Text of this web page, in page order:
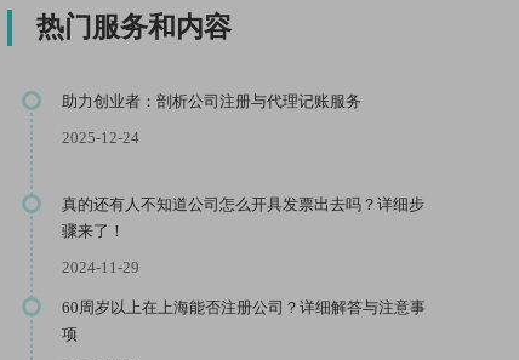
热门服务和内容
助力创业者：剖析公司注册与代理记账服务
2025-12-24
真的还有人不知道公司怎么开具发票出去吗？详细步
骤来了！
2024-11-29
60周岁以上在上海能否注册公司？详细解答与注意事
项